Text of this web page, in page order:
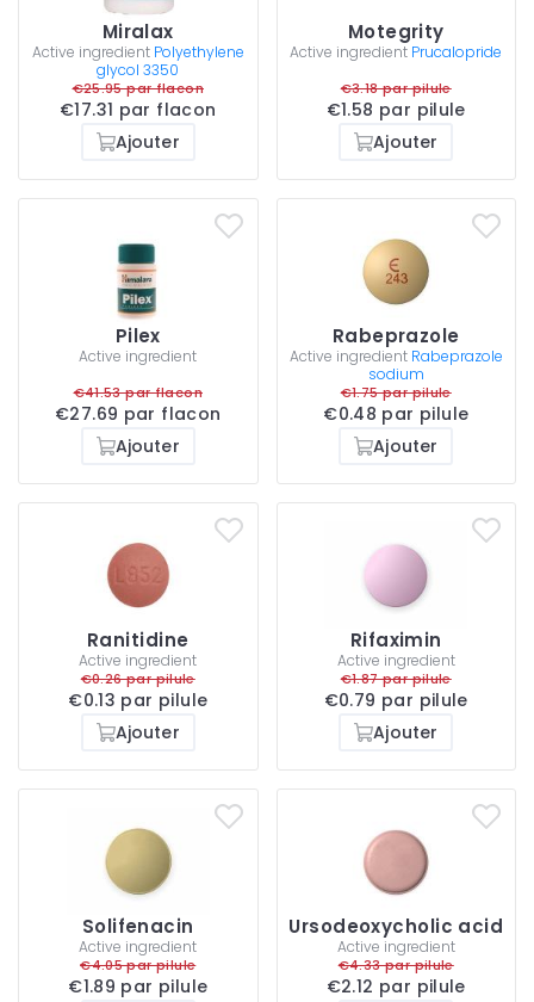
Miralax
Active ingredient Polyethylene
glycol 3350
€25.95 par flacon
€17.31 par flacon
Ajouter
Motegrity
Active ingredient Prucalopride
€3.18 par pilule
€1.58 par pilule
Ajouter
Pilex
Active ingredient
€41.53 par flacon
€27.69 par flacon
Ajouter
Rabeprazole
Active ingredient Rabeprazole
sodium
€1.75 par pilule
€0.48 par pilule
Ajouter
Ranitidine
Active ingredient
€0.26 par pilule
€0.13 par pilule
Ajouter
Rifaximin
Active ingredient
€1.87 par pilule
€0.79 par pilule
Ajouter
Solifenacin
Active ingredient
€4.05 par pilule
€1.89 par pilule
Ursodeoxycholic acid
Active ingredient
€4.33 par pilule
€2.12 par pilule